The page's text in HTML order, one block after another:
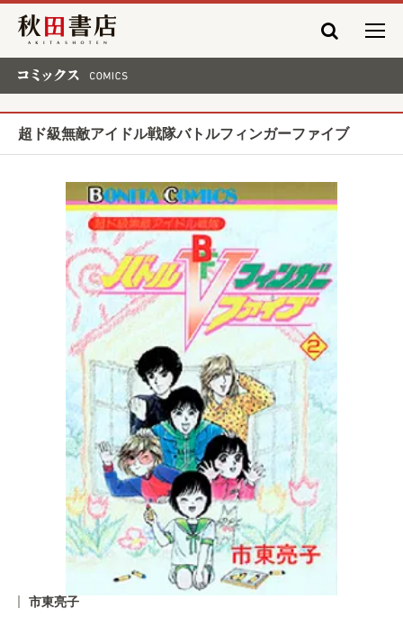
秋田書店
超ド級無敵アイドル戦隊バトルフィンガーファイブ
市東亮子